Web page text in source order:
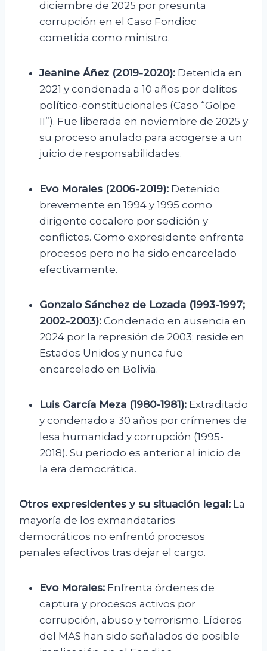
diciembre de 2025 por presunta
corrupción en el Caso Fondioc
cometida como ministro.
Jeanine Áñez (2019-2020): Detenida en
2021 y condenada a 10 años por delitos
político-constitucionales (Caso “Golpe
II”). Fue liberada en noviembre de 2025 y
su proceso anulado para acogerse a un
juicio de responsabilidades.
Evo Morales (2006-2019): Detenido
brevemente en 1994 y 1995 como
dirigente cocalero por sedición y
conflictos. Como expresidente enfrenta
procesos pero no ha sido encarcelado
efectivamente.
Gonzalo Sánchez de Lozada (1993-1997;
2002-2003): Condenado en ausencia en
2024 por la represión de 2003; reside en
Estados Unidos y nunca fue
encarcelado en Bolivia.
Luis García Meza (1980-1981): Extraditado
y condenado a 30 años por crímenes de
lesa humanidad y corrupción (1995-
2018). Su período es anterior al inicio de
la era democrática.
Otros expresidentes y su situación legal: La
mayoría de los exmandatarios
democráticos no enfrentó procesos
penales efectivos tras dejar el cargo.
Evo Morales: Enfrenta órdenes de
captura y procesos activos por
corrupción, abuso y terrorismo. Líderes
del MAS han sido señalados de posible